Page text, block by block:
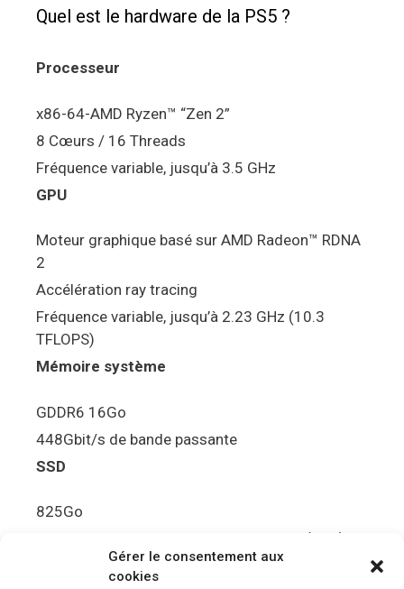
Gérer le consentement aux
cookies
Quel est le hardware de la PS5 ?
Processeur
x86-64-AMD Ryzen™ “Zen 2”
8 Cœurs / 16 Threads
Fréquence variable, jusqu’à 3.5 GHz
GPU
Moteur graphique basé sur AMD Radeon™ RDNA
2
Accélération ray tracing
Fréquence variable, jusqu’à 2.23 GHz (10.3
TFLOPS)
Mémoire système
GDDR6 16Go
448Gbit/s de bande passante
SSD
825Go
5.5Gbit/s de bande passante en lecture (Brut)
Disque de jeu PS5